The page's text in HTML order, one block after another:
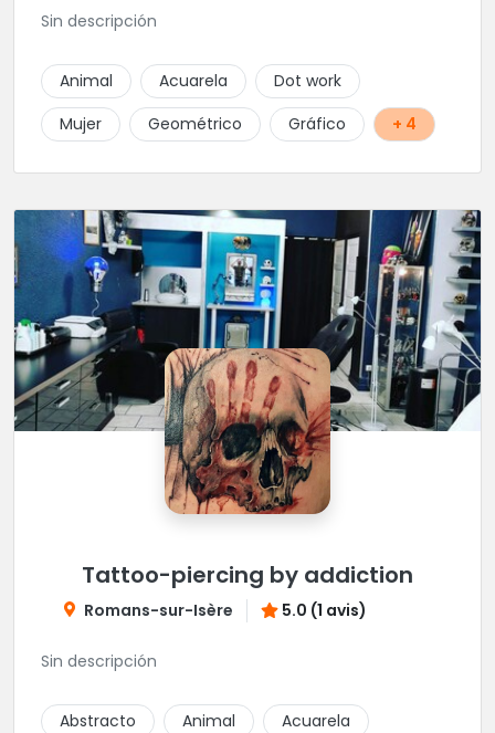
Sin descripción
Animal Acuarela
Dot work
Mujer
Geométrico Gráfico + 4
Tattoo-piercing by addiction
Romans-sur-Isère 5.0 (1 avis)
Sin descripción
Abstracto Animal
Acuarela